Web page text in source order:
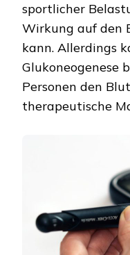
sportlicher
Wirkung auf den
kann. Allerdings
Glukoneogenese
Personen den
therapeutische